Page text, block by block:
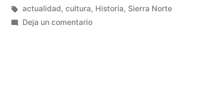
Etiquetas:
actualidad, cultura, Historia, Sierra Norte
Deja un comentarioen